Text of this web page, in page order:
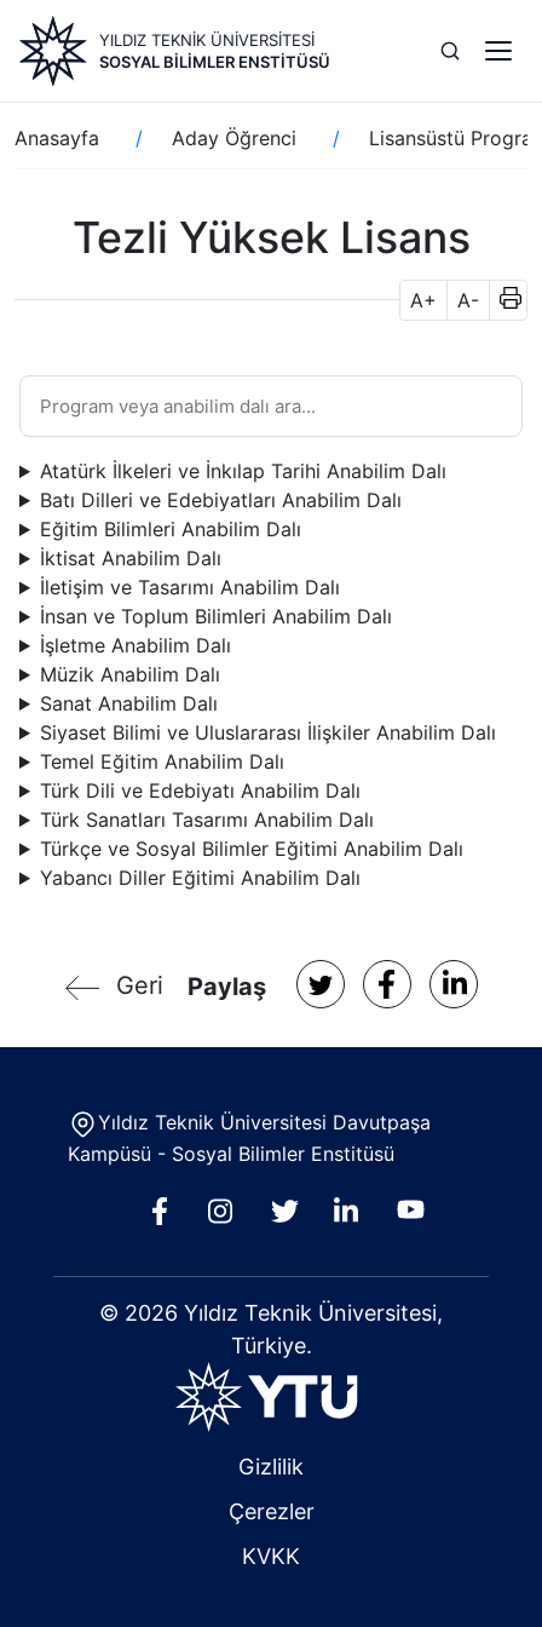
içeriğe
atla
YILDIZ TEKNİK ÜNİVERSİTESİ
SOSYAL BILIMLER ENSTITÜSÜ
Sayfa
yolu
Anasayfa Aday Öğrenci Lisansüstü
Tezli Yüksek Lisans
A+ A-
Atatürk İlkeleri ve İnkılap Tarihi Anabilim Dalı
Batı Dilleri ve Edebiyatları Anabilim Dalı
Eğitim Bilimleri Anabilim Dalı
İktisat Anabilim Dalı
İletişim ve Tasarımı Anabilim Dalı
İnsan ve Toplum Bilimleri Anabilim Dalı
İşletme Anabilim Dalı
Müzik Anabilim Dalı
Sanat Anabilim Dalı
Siyaset Bilimi ve Uluslararası İlişkiler Anabilim Dalı
Temel Eğitim Anabilim Dalı
Türk Dili ve Edebiyatı Anabilim Dalı
Türk Sanatları Tasarımı Anabilim Dalı
Türkçe ve Sosyal Bilimler Eğitimi Anabilim Dalı
Yabancı Diller Eğitimi Anabilim Dalı
Geri Paylaş
Yıldız Teknik Üniversitesi Davutpaşa
Kampüsü - Sosyal Bilimler Enstitüsü
© 2026 Yıldız Teknik Üniversitesi,
Türkiye.
Gizlilik
Çerezler
KVKK